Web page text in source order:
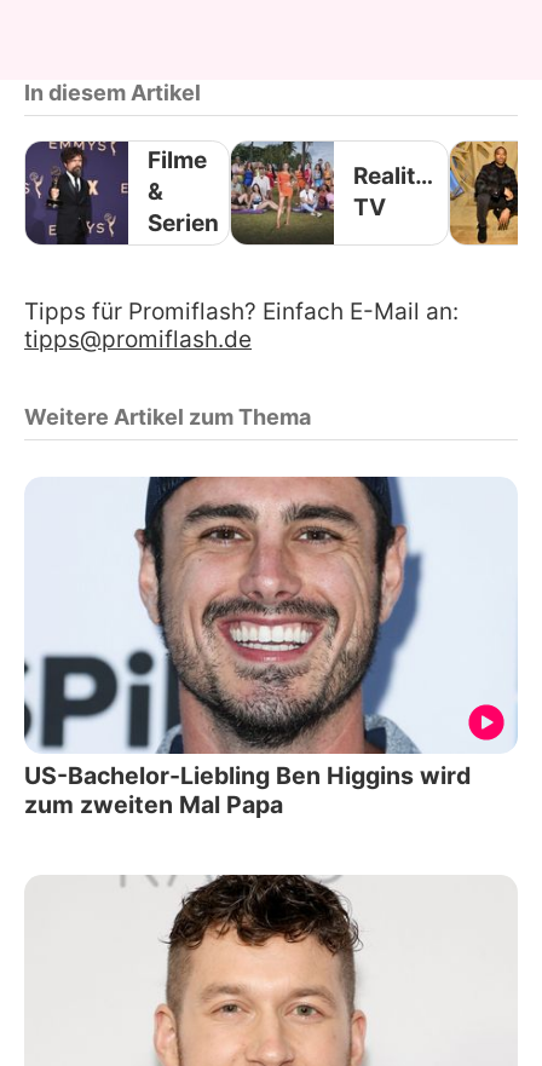
In diesem Artikel
Filme
&
Serien
Reality-
TV
Tipps für Promiflash? Einfach E-Mail an:
tipps@promiflash.de
Weitere Artikel zum Thema
US-Bachelor-Liebling Ben Higgins wird
zum zweiten Mal Papa